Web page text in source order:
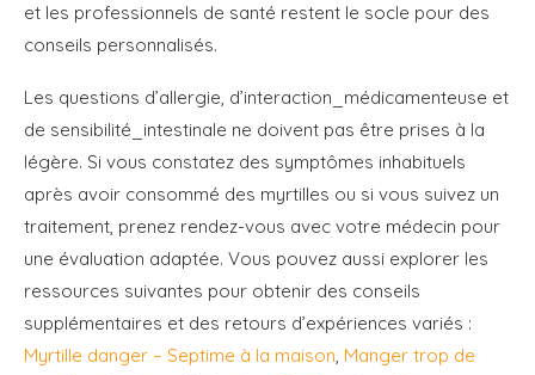
et les professionnels de santé restent le socle pour des
conseils personnalisés.
Les questions d’allergie, d’interaction_médicamenteuse et
de sensibilité_intestinale ne doivent pas être prises à la
légère. Si vous constatez des symptômes inhabituels
après avoir consommé des myrtilles ou si vous suivez un
traitement, prenez rendez-vous avec votre médecin pour
une évaluation adaptée. Vous pouvez aussi explorer les
ressources suivantes pour obtenir des conseils
supplémentaires et des retours d’expériences variés :
Myrtille danger – Septime à la maison, Manger trop de